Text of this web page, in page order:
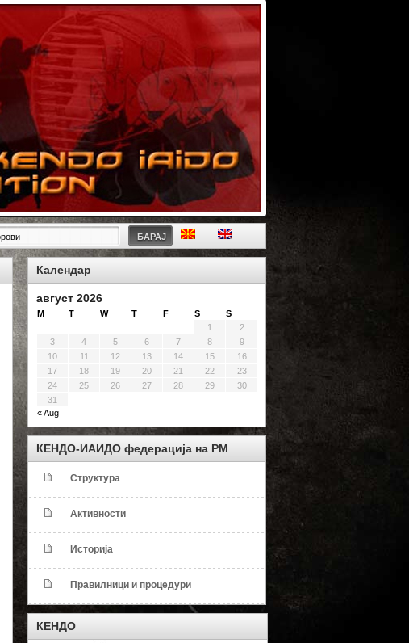
БАРАЈ
Календар
август 2026
M T W T F S S
« Aug
1
2
3
4 5 6 7 8
9
10
11 12 13 14 15
16
17
18 19 20 21 22
23
24
25 26 27 28 29
30
31
КЕНДО-ИАИДО федерација на РМ
Структура
Активности
Историја
Правилници и процедури
КЕНДО